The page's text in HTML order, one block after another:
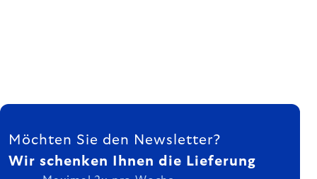
FUSSZEILE
Möchten Sie den Newsletter?
Wir schenken Ihnen die Lieferung